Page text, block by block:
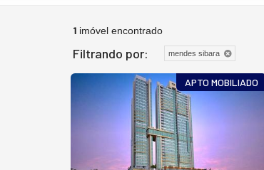
1 imóvel encontrado
Filtrando por: mendes sibara
APTO MOBILIADO